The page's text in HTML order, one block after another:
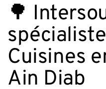
🌳
Cuisines
Ain Diab